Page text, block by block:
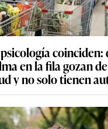
coinciden:
en la fila gozan
y no solo tienen